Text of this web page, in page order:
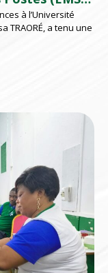
à l’Université
TRAORÉ, a tenu une